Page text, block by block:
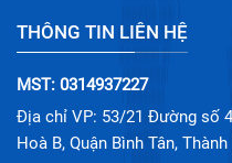
THÔNG TIN LIÊN HỆ
MST: 0314937227
Địa chỉ VP: 53/21 Đường số
Hoà B, Quận Bình Tân,